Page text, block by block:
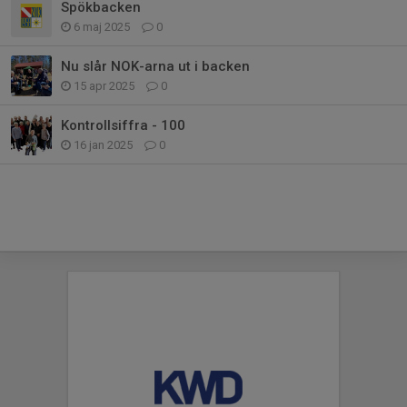
Spökbacken
6 maj 2025 0
Nu slår NOK-arna ut i backen
15 apr 2025 0
Kontrollsiffra - 100
16 jan 2025 0